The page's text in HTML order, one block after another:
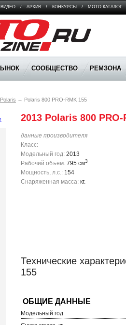
ВИДЕО / АРХИВ / КОНКУРСЫ / МОТО КАТАЛОГ
СООБЩЕСТВО РЕМЗОНА
Polaris → Polaris 800 PRO-RMK 155
2013 Polaris 800 PRO-
данные производителя
Класс:
Модельный год: 2013
Рабочий объем: 795 см3
Мощность, л.с.: 154
Снаряженная масса: кг.
Технические
155
Модельный год